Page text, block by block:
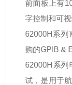
前面板上有
字控制和可
62000H系列
购的GPIB &
62000H系列
试，是用于